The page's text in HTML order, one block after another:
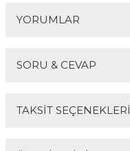
YORUMLAR
SORU & CEVAP
TAKSİT SEÇENEKLERİ